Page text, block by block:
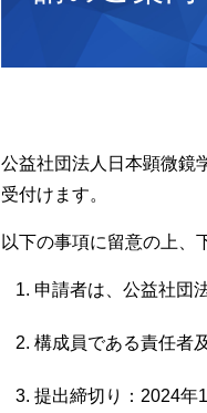
公益社団法人日本顕微鏡
受付けます。
以下の事項に留意の上、
申請者は、公益社団
構成員である責任者
提出締切り：2024年